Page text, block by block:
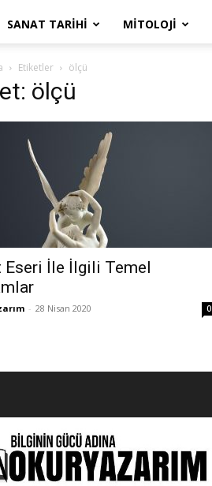
SANAT TARIHI MITOLOJI
Etiketler ölçü
ölçü
Eseri İle İlgili Temel
- 28 Nisan 2020 0